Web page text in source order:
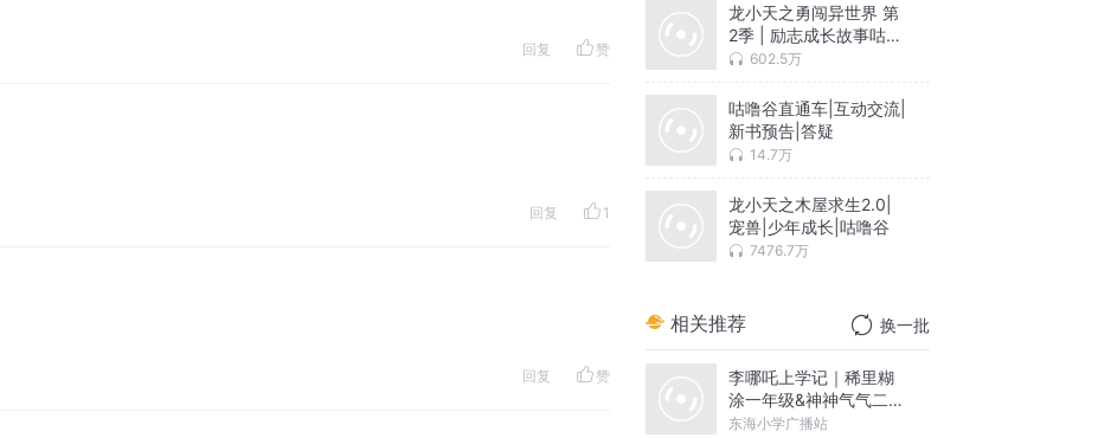
回复 赞
回复 1
回复 赞
龙小天之勇闯异世界 第
2季 | 励志成长故事咕噜
谷 602.5万
咕噜谷直通车|互动交流|
新书预告|答疑
14.7万
龙小天之木屋求生2.0|
宠兽|少年成长|咕噜谷
7476.7万
相关推荐 换一批
李哪吒上学记｜稀里糊
涂一年级&神神气气二年
级
东海小学广播站